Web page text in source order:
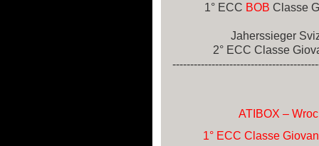
1° ECC BOB Classe
Jaherssieger
2° ECC Classe
ATIBOX –
1° ECC Classe